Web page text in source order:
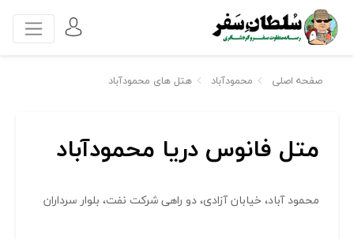
صفحه اصلی محمودآباد هتل های محمودآباد
متل فانوس دریا محمودآباد
محمود آباد، خیابان آزادی، دو راهی شرکت نفت، بلوار سرداران